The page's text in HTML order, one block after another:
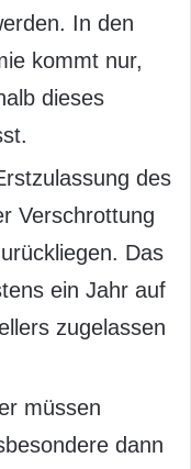
In den
kommt nur,
dieses
des
Verschrottung
Das
ein Jahr auf
zugelassen
müssen
dann